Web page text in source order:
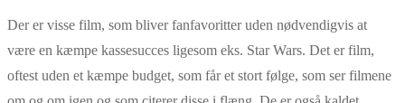
Der er visse film, som bliver fanfavoritter uden nødvendigvis at
være en kæmpe kassesucces ligesom eks. Star Wars. Det er film,
oftest uden et kæmpe budget, som får et stort følge, som ser filmene